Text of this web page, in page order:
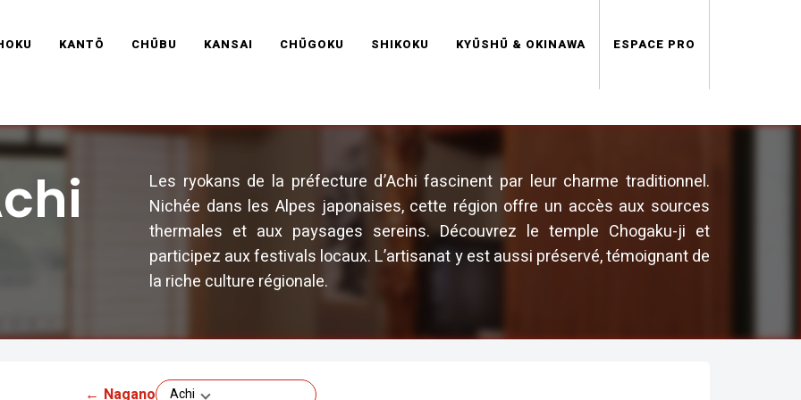
FRANCE
KANTŌ CHŪBU KANSAI CHŪGOKU SHIKOKU KYŪSHŪ & OKINAWA ESPACE PRO
Les ryokans de la préfecture d’Achi fascinent par leur charme traditionnel.
Nichée dans les Alpes japonaises, cette région offre un accès aux sources
thermales et aux paysages sereins. Découvrez le temple Chogaku-ji et
participez aux festivals locaux. L’artisanat y est aussi préservé, témoignant de
la riche culture régionale.
← Nagano
Achi